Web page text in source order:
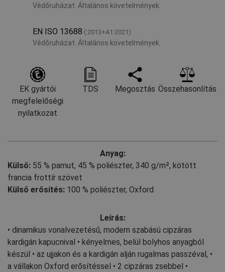
Védőruházat. Általános követelmények.
EN ISO 13688 (:2013+A1:2021)
Védőruházat. Általános követelmények.
EK gyártói
megfelelőségi
nyilatkozat
TDS Megosztás Összehasonlítás
Anyag:
Külső: 55 % pamut, 45 % poliészter, 340 g/m², kötött
francia frottír szövet
Külső erősítés: 100 % poliészter, Oxford
Leírás:
• dinamikus vonalvezetésű, modern szabású cipzáras
kardigán kapucnival • kényelmes, belül bolyhos anyagból
készül • az ujjakon és a kardigán alján rugalmas passzéval, •
a vállakon Oxford erősítéssel • 2 cipzáras zsebbel •